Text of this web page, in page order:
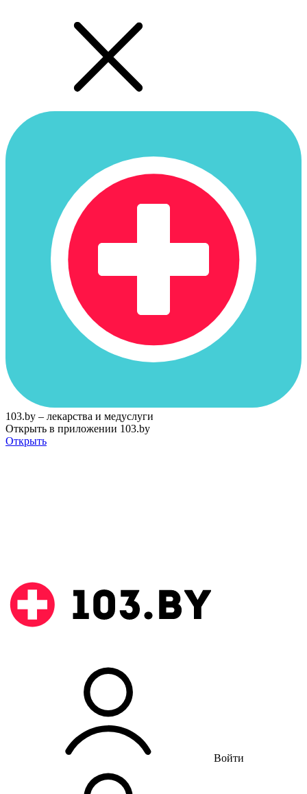
103.by – лекарства и медуслуги
Открыть в приложении 103.by
Открыть
Войти